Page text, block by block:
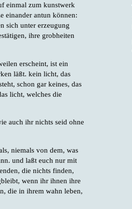
einmal zum kunstwerk
einander antun können:
sich unter erzeugung
ihre grobheiten
erscheint, ist ein
läßt. kein licht, das
schon gar keines, das
licht, welches die
auch ihr nichts seid ohne
niemals von dem, was
und laßt euch nur mit
die nichts finden,
wenn ihr ihnen ihre
die in ihrem wahn leben,